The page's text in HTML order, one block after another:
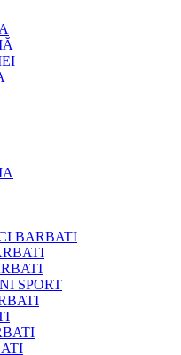
BARBATI
SPORT